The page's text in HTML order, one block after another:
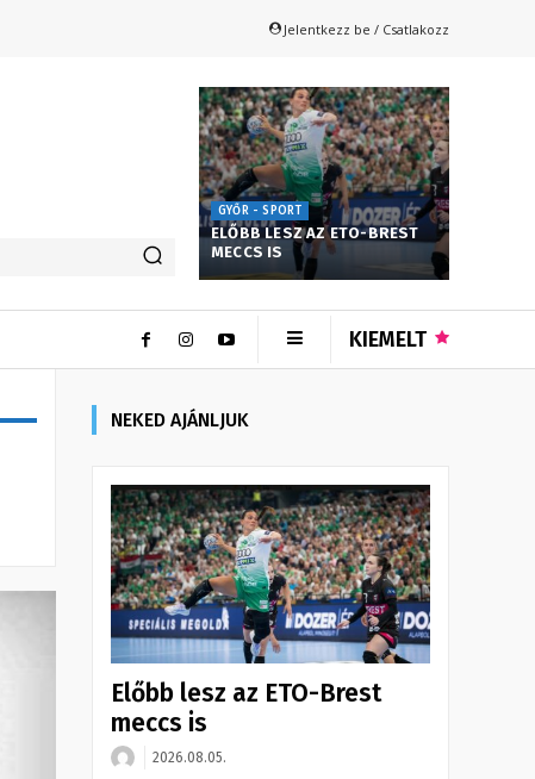
Jelentkezz be / Csatlakozz
GYŐR - SPORT
ELŐBB LESZ AZ ETO-BREST
MECCS IS
KIEMELT
NEKED AJÁNLJUK
Előbb lesz az ETO-Brest
meccs is
2026.08.05.